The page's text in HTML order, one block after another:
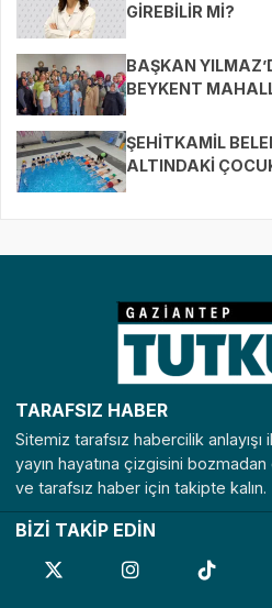
GİREBİLİR Mİ?
BAŞKAN
BEYKENT
ŞEHİTKAMİL
ALTINDAKİ
TARAFSIZ HABER
Sitemiz tarafsız habercilik anlayışı
yayın hayatına çizgisini
ve tarafsız haber için takipte kalın.
BİZİ TAKİP EDİN